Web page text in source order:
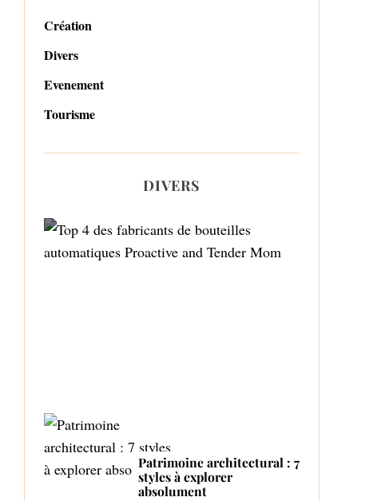
Création
Divers
Evenement
Tourisme
DIVERS
Top 4 des fabricants de
Patrimoine architectural : 7
styles à explorer
absolument